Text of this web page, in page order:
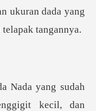
kecil, dan